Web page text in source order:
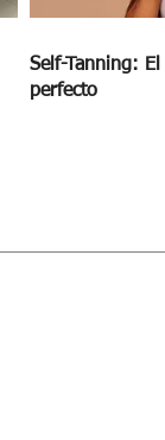
Self-Tanning:
perfecto